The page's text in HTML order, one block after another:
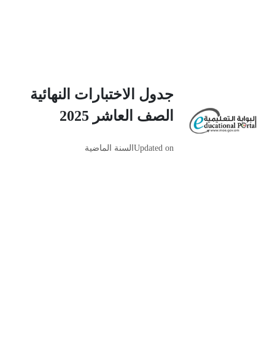
جدول الاختبارات النهائية
الصف العاشر 2025
Updated on السنة الماضية